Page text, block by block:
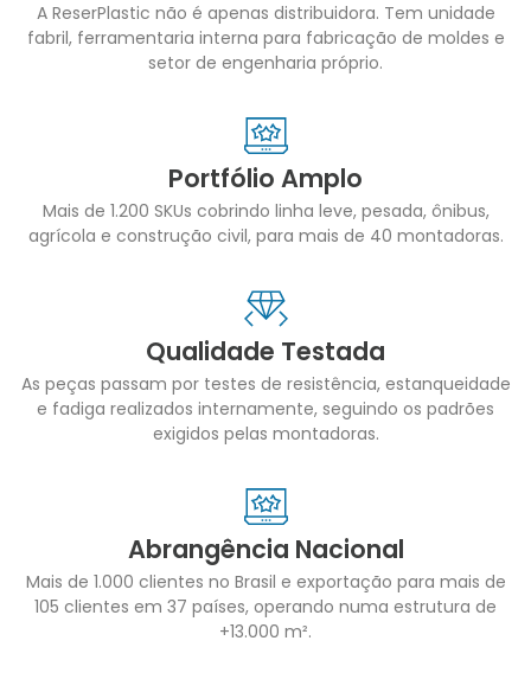
A ReserPlastic não é apenas distribuidora. Tem unidade
fabril, ferramentaria interna para fabricação de moldes e
setor de engenharia próprio.
Portfólio Amplo
Mais de 1.200 SKUs cobrindo linha leve, pesada, ônibus,
agrícola e construção civil, para mais de 40 montadoras.
Qualidade Testada
As peças passam por testes de resistência, estanqueidade
e fadiga realizados internamente, seguindo os padrões
exigidos pelas montadoras.
Abrangência Nacional
Mais de 1.000 clientes no Brasil e exportação para mais de
105 clientes em 37 países, operando numa estrutura de
+13.000 m².